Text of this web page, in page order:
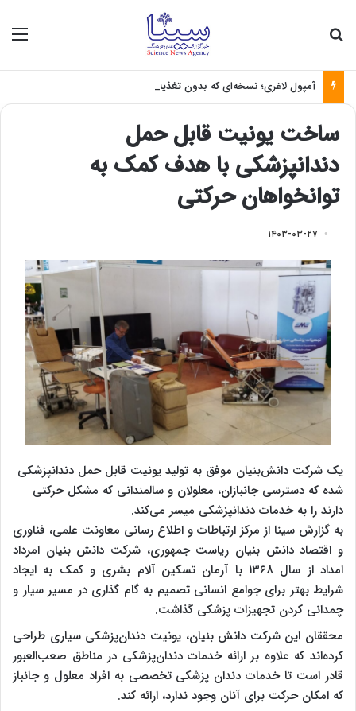
آمپول لاغری؛ نسخه‌ای که بدون تغذیه خطرناک می‌شود
ساخت یونیت قابل حمل
دندانپزشکی با هدف کمک به
توانخواهان حرکتی
۱۴۰۳-۰۳-۲۷
یک شرکت دانش‌بنیان موفق به تولید یونیت قابل حمل دندانپزشکی
شده که دسترسی جانبازان، معلولان و سالمندانی که مشکل حرکتی
دارند را به خدمات دندانپزشکی میسر می‌کند.
به گزارش سینا از مرکز ارتباطات و اطلاع رسانی معاونت علمی، فناوری
و اقتصاد دانش بنیان ریاست جمهوری، شرکت دانش بنیان امرداد
امداد از سال ۱۳۶۸ با آرمان تسکین آلام بشری و کمک به ایجاد
شرایط بهتر برای جوامع انسانی تصمیم به گام گذاری در مسیر سیار و
چمدانی کردن تجهیزات پزشکی گذاشت.
محققان این شرکت دانش بنیان، یونیت دندان‌پزشکی سیاری طراحی
کرده‌‌اند که علاوه بر ارائه خدمات دندان‌پزشکی در مناطق صعب‌العبور
قادر است تا خدمات دندان پزشکی تخصصی به افراد معلول و جانباز
که امکان حرکت برای آنان وجود ندارد، ارائه کند.